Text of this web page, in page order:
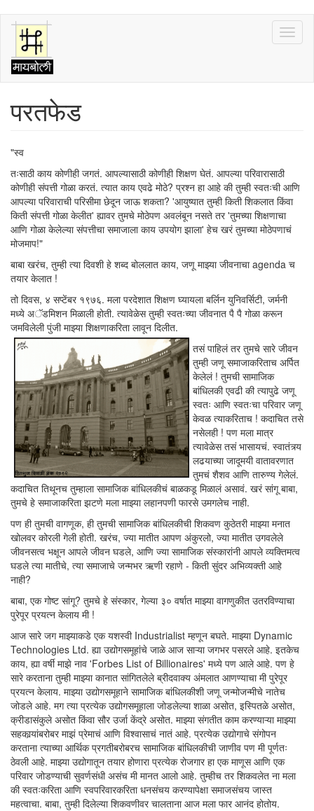
Skip
main
content
परतफेड
"स्व
तःसाठी काय कोणीही जगतं. आपल्यासाठी कोणीही शिक्षण घेतं. आपल्या परिवारासाठी
कोणीही संपत्ती गोळा करतं. त्यात काय एवढे मोठे? प्रश्न हा आहे की तुम्ही स्वतःची आणि
आपल्या परिवाराची परिसीमा छेदून जाऊ शकता? 'आयुष्यात तुम्ही किती शिकलात किंवा
किती संपत्ती गोळा केलीत' ह्यावर तुमचे मोठेपण अवलंबून नसते तर 'तुमच्या शिक्षणाचा
आणि गोळा केलेल्या संपत्तीचा समाजाला काय उपयोग झाला' हेच खरं तुमच्या मोठेपणाचं
मोजमाप!"
बाबा खरंच, तुम्ही त्या दिवशी हे शब्द बोललात काय, जणू माझ्या जीवनाचा agenda च
तयार केलात !
तो दिवस, ४ सप्टेंबर १९७६. मला परदेशात शिक्षण घ्यायला बर्लिन युनिवर्सिटी, जर्मनी
मध्ये अॅडमिशन मिळाली होती. त्यावेळेस तुम्ही स्वतःच्या जीवनात पै पै गोळा करून
जमविलेली पुंजी माझ्या शिक्षणाकरिता लावून दिलीत.
तसं पाहिलं तर तुमचे सारे जीवन
तुम्ही जणू समाजाकरिताच अर्पित
केलेलं ! तुमची सामाजिक
बांधिलकी एवढी की त्यापुढे जणू
स्वतः आणि स्वतःचा परिवार जणू
केवळ त्याकरिताच ! कदाचित तसे
नसेलही ! पण मला मात्र
त्यावेळेस तसं भासायचं. स्वातंत्र्य
लढयाच्या जादूमयी वातावरणात
तुमचं शैशव आणि तारुण्य गेलेलं.
कदाचित तिथूनच तुम्हाला सामाजिक बांधिलकीचं बाळकडू मिळालं असावं. खरं सांगू बाबा,
तुमचे हे समाजाकरिता झटणे मला माझ्या लहानपणी फारसे उमगलेच नाही.
पण ही तुमची वागणूक, ही तुमची सामाजिक बांधिलकीची शिकवण कुठेतरी माझ्या मनात
खोलवर कोरली गेली होती. खरंच, ज्या मातीत आपण अंकुरलो, ज्या मातीत उगवलेले
जीवनसत्व भक्षून आपले जीवन घडले, आणि ज्या सामाजिक संस्कारांनी आपले व्यक्तिमत्व
घडले त्या मातीचे, त्या समाजाचे जन्मभर ऋणी रहाणे - किती सुंदर अभिव्यक्ती आहे
नाही?
बाबा, एक गोष्ट सांगू? तुमचे हे संस्कार, गेल्या ३० वर्षात माझ्या वागणुकीत उतरविण्याचा
पुरेपूर प्रयत्न केलाय मी !
आज सारे जग माझ्याकडे एक यशस्वी Industrialist म्हणून बघते. माझ्या Dynamic
Technologies Ltd. ह्या उद्योगसमूहांचे जाळे आज साऱ्या जगभर पसरले आहे. इतकेच
काय, ह्या वर्षी माझे नाव 'Forbes List of Billionaires' मध्ये पण आले आहे. पण हे
सारे करताना तुम्ही माझ्या कानात सांगितलेले ब्रीदवाक्य अंमलात आणण्याचा मी पुरेपूर
प्रयत्न केलाय. माझ्या उद्योगसमूहाने सामाजिक बांधिलकीशी जणू जन्मोजन्मीचे नातेच
जोडले आहे. मग त्या प्रत्येक उद्योगसमूहाला जोडलेल्या शाळा असोत, इस्पितळे असोत,
क्रीडासंकुले असोत किंवा सौर उर्जा केंद्रे असोत. माझ्या संगतीत काम करण्याऱ्या माझ्या
सहकार्‍यांबरोबर माझं प्रेमाचं आणि विश्वासाचं नातं आहे. प्रत्येक उद्योगाचे संगोपन
करताना त्याच्या आर्थिक प्रगतीबरोबरच सामाजिक बांधिलकीची जाणीव पण मी पूर्णतः
ठेवली आहे. माझ्या उद्योगातून तयार होणारा प्रत्येक रोजगार हा एक माणूस आणि एक
परिवार जोडण्याची सुवर्णसंधी असंच मी मानत आलो आहे. तुम्हीच तर शिकवलेत ना मला
की स्वतःकरिता आणि स्वपरिवारकरिता धनसंचय करण्यापेक्षा समाजसंचय जास्त
महत्वाचा. बाबा, तुम्ही दिलेल्या शिकवणीवर चालताना आज मला फार आनंद होतोय.